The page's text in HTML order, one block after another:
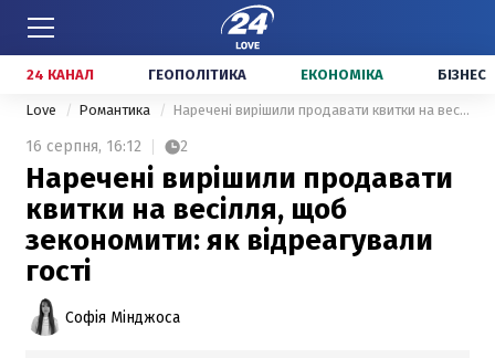
24 КАНАЛ ГЕОПОЛІТИКА ЕКОНОМІКА БІЗНЕС
Love Романтика Наречені вирішили продавати квитки на весілля, щоб зекономити: як відреагували гості
16 серпня, 16:12 2
Наречені вирішили продавати
квитки на весілля, щоб
зекономити: як відреагували
гості
Софія Мінджоса